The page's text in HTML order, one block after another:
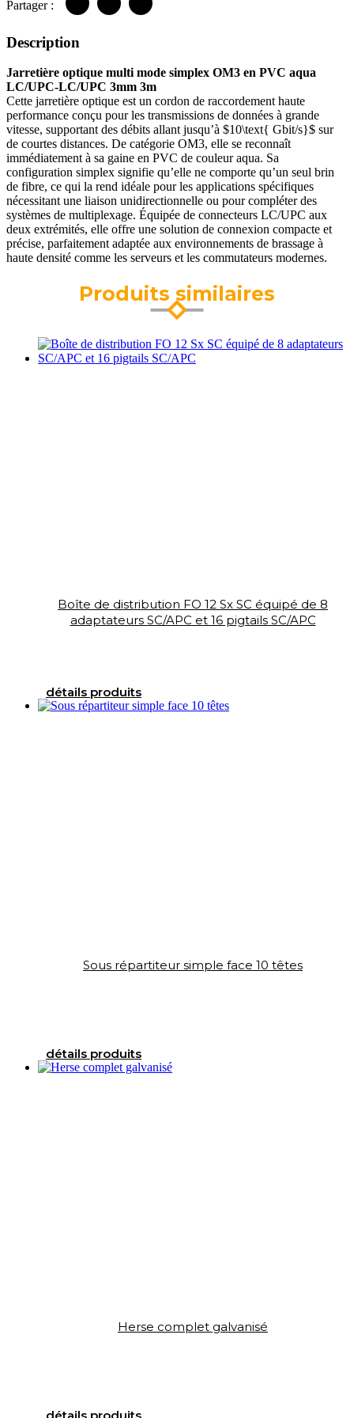
Partager :
Description
Jarretière optique multi mode simplex OM3 en PVC aqua
LC/UPC-LC/UPC 3mm 3m
Cette jarretière optique est un cordon de raccordement haute
performance conçu pour les transmissions de données à grande
vitesse, supportant des débits allant jusqu’à $10\text{ Gbit/s}$ sur
de courtes distances. De catégorie OM3, elle se reconnaît
immédiatement à sa gaine en PVC de couleur aqua. Sa
configuration simplex signifie qu’elle ne comporte qu’un seul brin
de fibre, ce qui la rend idéale pour les applications spécifiques
nécessitant une liaison unidirectionnelle ou pour compléter des
systèmes de multiplexage. Équipée de connecteurs LC/UPC aux
deux extrémités, elle offre une solution de connexion compacte et
précise, parfaitement adaptée aux environnements de brassage à
haute densité comme les serveurs et les commutateurs modernes.
Produits similaires
Boîte de distribution FO 12 Sx SC équipé de 8
adaptateurs SC/APC et 16 pigtails SC/APC
détails produits
Sous répartiteur simple face 10 têtes
détails produits
Herse complet galvanisé
détails produits